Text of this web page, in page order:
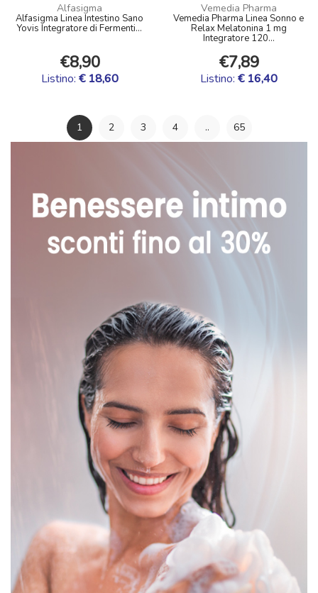
Alfasigma
Alfasigma Linea Intestino Sano
Yovis Integratore di Fermenti...
€8,90
Listino: € 18,60
Vemedia Pharma
Vemedia Pharma Linea Sonno e
Relax Melatonina 1 mg
Integratore 120...
€7,89
Listino: € 16,40
1 2 3 4 .. 65